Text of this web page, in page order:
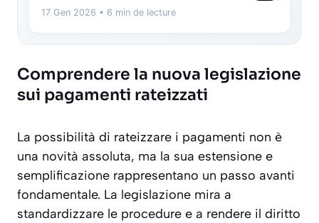
17 Gen 2026 • 6 min de lecture
Comprendere la nuova legislazione
sui pagamenti rateizzati
La possibilità di rateizzare i pagamenti non è
una novità assoluta, ma la sua estensione e
semplificazione rappresentano un passo avanti
fondamentale. La legislazione mira a
standardizzare le procedure e a rendere il diritto